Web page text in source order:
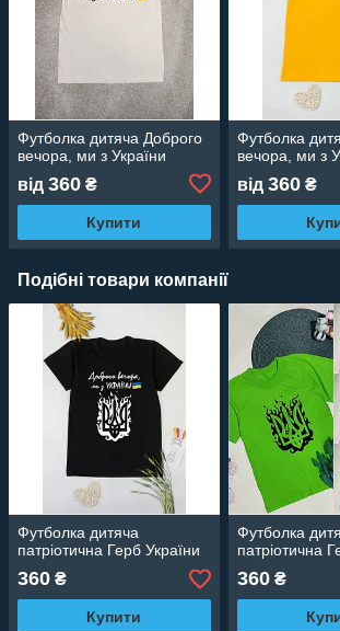
Футболка дитяча Доброго
вечора, ми з України
від 360 ₴
Купити
Футболка
вечора, ми з
від 360₴
Подібні товари компанії
Футболка дитяча
патріотична Герб України
360 ₴
Купити
Футболка
патріотична
360₴